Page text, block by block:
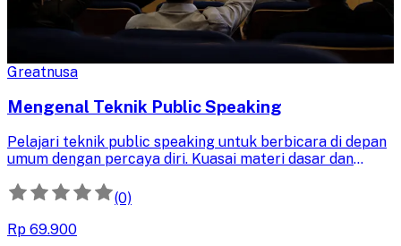
Greatnusa
Mengenal Teknik Public Speaking
Pelajari teknik public speaking untuk berbicara di depan
umum dengan percaya diri. Kuasai materi dasar dan
berinteraksi efektif dengan audiens.
(0)
Rp 69.900